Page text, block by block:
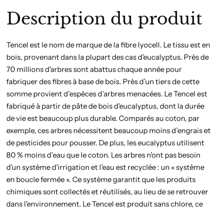
Description du produit
Tencel est le nom de marque de la fibre lyocell. Le tissu est en
bois, provenant dans la plupart des cas d'eucalyptus. Près de
70 millions d'arbres sont abattus chaque année pour
fabriquer des fibres à base de bois. Près d’un tiers de cette
somme provient d’espèces d’arbres menacées. Le Tencel est
fabriqué à partir de pâte de bois d'eucalyptus, dont la durée
de vie est beaucoup plus durable. Comparés au coton, par
exemple, ces arbres nécessitent beaucoup moins d’engrais et
de pesticides pour pousser. De plus, les eucalyptus utilisent
80 % moins d’eau que le coton. Les arbres n'ont pas besoin
d'un système d'irrigation et l'eau est recyclée : un « système
en boucle fermée ». Ce système garantit que les produits
chimiques sont collectés et réutilisés, au lieu de se retrouver
dans l'environnement. Le Tencel est produit sans chlore, ce